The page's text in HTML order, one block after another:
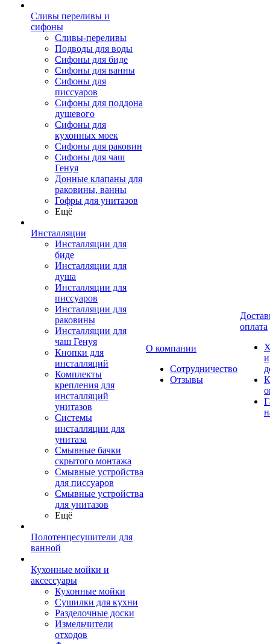
Сливы переливы и
сифоны
Сливы-переливы
Подводы для воды
Сифоны для биде
Сифоны для ванны
Сифоны для
писсуаров
Сифоны для поддона
душевого
Сифоны для
кухонных моек
Сифоны для раковин
Сифоны для чаш
Генуя
Донные клапаны для
раковины, ванны
Гофры для унитазов
Ещё
Инсталляции
Инсталляции для
биде
Инсталляции для
душа
Инсталляции для
писсуаров
Инсталляции для
раковины
Инсталляции для
чаш Генуя
Кнопки для
инсталляций
Комплекты
крепления для
инсталляций
унитазов
Системы
инсталляции для
унитаза
Смывные бачки
скрытого монтажа
Смывные устройства
для писсуаров
Смывные устройства
для унитазов
Ещё
Полотенцесушители для
ванной
Кухонные мойки и
аксессуары
Кухонные мойки
Сушилки для кухни
Разделочные доски
Измельчители
отходов
О компании
Сотрудничество
Отзывы
оплата
и